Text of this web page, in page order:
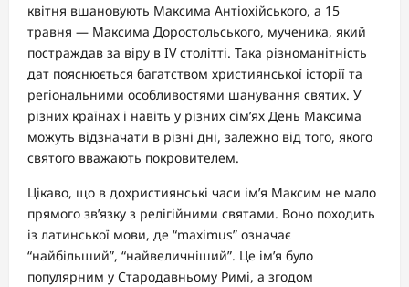
квітня вшановують Максима Антіохійського, а 15
травня — Максима Доростольського, мученика, який
постраждав за віру в IV столітті. Така різноманітність
дат пояснюється багатством християнської історії та
регіональними особливостями шанування святих. У
різних країнах і навіть у різних сім’ях День Максима
можуть відзначати в різні дні, залежно від того, якого
святого вважають покровителем.
Цікаво, що в дохристиянські часи ім’я Максим не мало
прямого зв’язку з релігійними святами. Воно походить
із латинської мови, де “maximus” означає
“найбільший”, “найвеличніший”. Це ім’я було
популярним у Стародавньому Римі, а згодом